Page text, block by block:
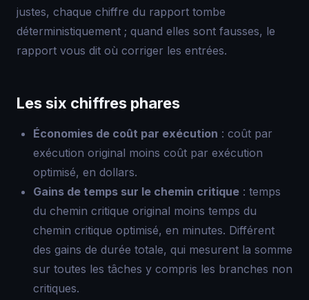
justes, chaque chiffre du rapport tombe
déterministiquement ; quand elles sont fausses, le
rapport vous dit où corriger les entrées.
Les six chiffres phares
Économies de coût par exécution : coût par
exécution original moins coût par exécution
optimisé, en dollars.
Gains de temps sur le chemin critique : temps
du chemin critique original moins temps du
chemin critique optimisé, en minutes. Différent
des gains de durée totale, qui mesurent la somme
sur toutes les tâches y compris les branches non
critiques.